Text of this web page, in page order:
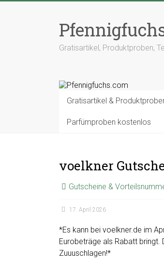
Gratisartikel, Produktproben,
Gratisartikel &
Parfümproben kostenlos
voelkner
Gutscheine &
17. April 2026
*Es kann bei voelkner.de im
Eurobeträge als Rabatt bringt.
Zuuuschlagen!*